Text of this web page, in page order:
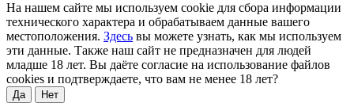
На нашем сайте мы используем cookie для сбора информации
технического характера и обрабатываем данные вашего
местоположения. Здесь вы можете узнать, как мы используем
эти данные. Также наш сайт не предназначен для людей
младше 18 лет. Вы даёте согласие на использование файлов
cookies и подтверждаете, что вам не менее 18 лет?
Да Нет